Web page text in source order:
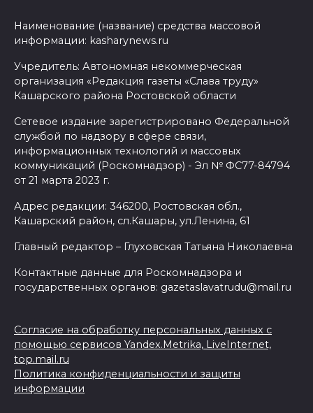
Наименование (название) средства массовой
информации: kasharynews.ru
Учредитель: Автономная некоммерческая
организация «Редакция газеты «Слава труду»
Кашарского района Ростовской области
Сетевое издание зарегистрировано Федеральной
службой по надзору в сфере связи,
информационных технологий и массовых
коммуникаций (Роскомнадзор) - Эл № ФС77-84794
от 21 марта 2023 г.
Адрес редакции: 346200, Ростовская обл.,
Кашарский район, сл.Кашары, ул.Ленина, 61
Главный редактор – Глуховская Татьяна Николаевна
Контактные данные для Роскомнадзора и
государственных органов: gazetaslavatrudu@mail.ru
Согласие на обработку персональных данных с
помощью сервисов Yandex.Metrika, LiveInternet,
top.mail.ru
Политика конфиденциальности и защиты
информации